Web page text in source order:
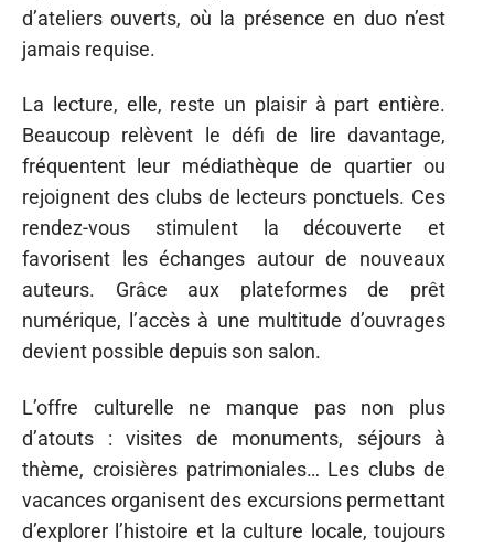
d’ateliers ouverts, où la présence en duo n’est
jamais requise.
La lecture, elle, reste un plaisir à part entière.
Beaucoup relèvent le défi de lire davantage,
fréquentent leur médiathèque de quartier ou
rejoignent des clubs de lecteurs ponctuels. Ces
rendez-vous stimulent la découverte et
favorisent les échanges autour de nouveaux
auteurs. Grâce aux plateformes de prêt
numérique, l’accès à une multitude d’ouvrages
devient possible depuis son salon.
L’offre culturelle ne manque pas non plus
d’atouts : visites de monuments, séjours à
thème, croisières patrimoniales… Les clubs de
vacances organisent des excursions permettant
d’explorer l’histoire et la culture locale, toujours